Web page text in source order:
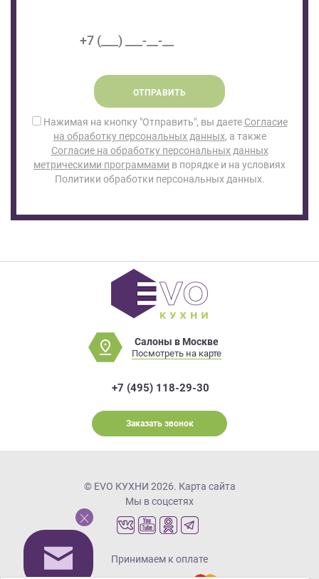
ОТПРАВИТЬ
Нажимая на кнопку "Отправить", вы даете Согласие
на обработку персональных данных, а также
Согласие на обработку персональных данных
метрическими программами в порядке и на условиях
Политики обработки персональных данных.
Салоны в Москве
Посмотреть на карте
+7 (495) 118-29-30
Заказать звонок
© EVO КУХНИ 2026. Карта сайта
Мы в соцсетях
Принимаем к оплате